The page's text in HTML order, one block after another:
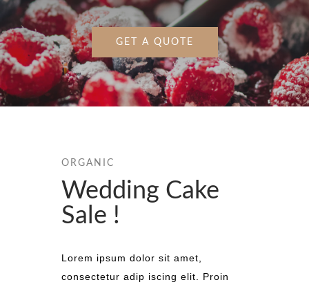
GET A QUOTE
ORGANIC
Wedding Cake
Sale !
Lorem ipsum dolor sit amet,
consectetur adip iscing elit. Proin